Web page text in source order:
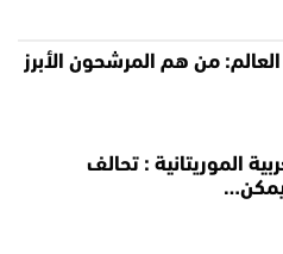
من هم المرشحون الأبرز
الموريتانية : تحالف
يمكن…